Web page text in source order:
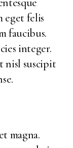
eget felis
faucibus.
integer.
nisl suscipit
magna.